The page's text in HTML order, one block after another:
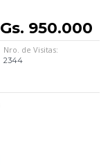
Gs. 950.000
Nro. de Visitas:
2344